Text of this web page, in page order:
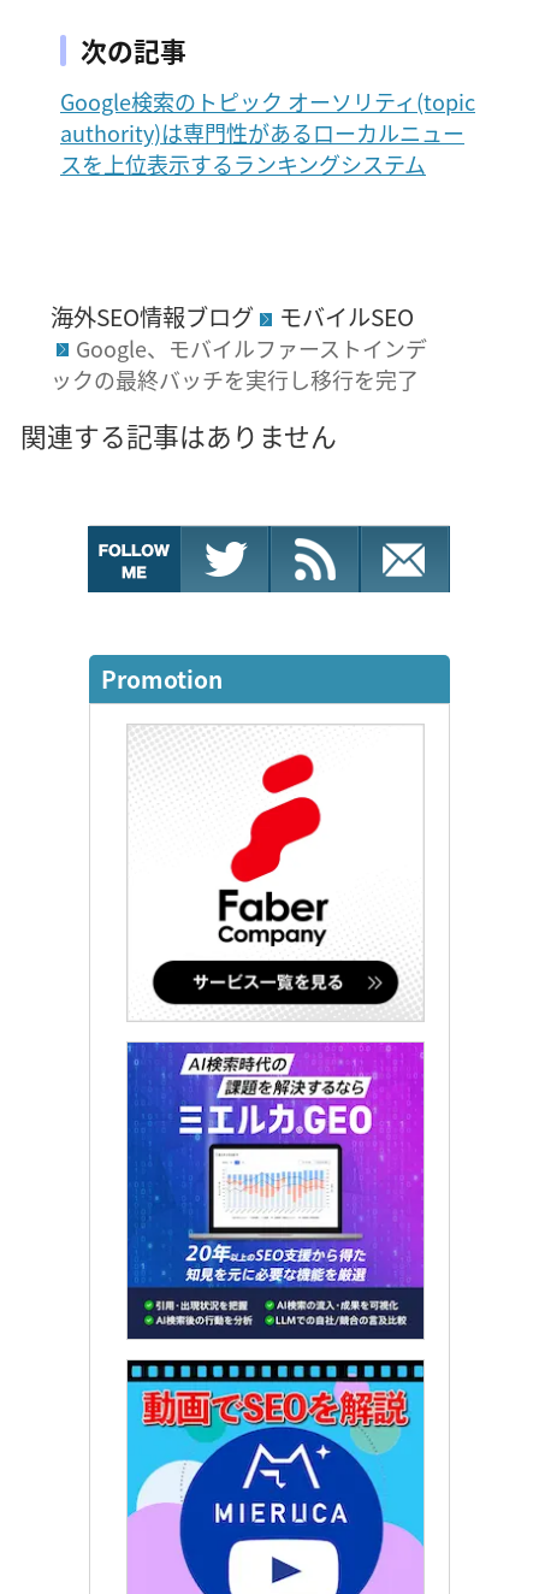
次の記事
Google検索のトピック オーソリティ(topic
authority)は専門性があるローカルニュー
スを上位表示するランキングシステム
海外SEO情報ブログ モバイルSEO
Google、モバイルファーストインデ
ックの最終バッチを実行し移行を完了
関連する記事はありません
Promotion